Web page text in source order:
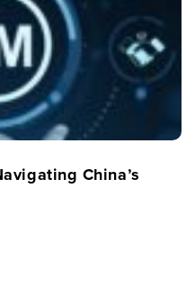
China’s